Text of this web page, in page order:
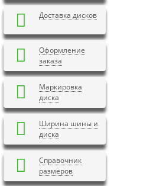
Доставка дисков
Оформление
заказа
Маркировка
диска
Ширина шины и
диска
Справочник
размеров